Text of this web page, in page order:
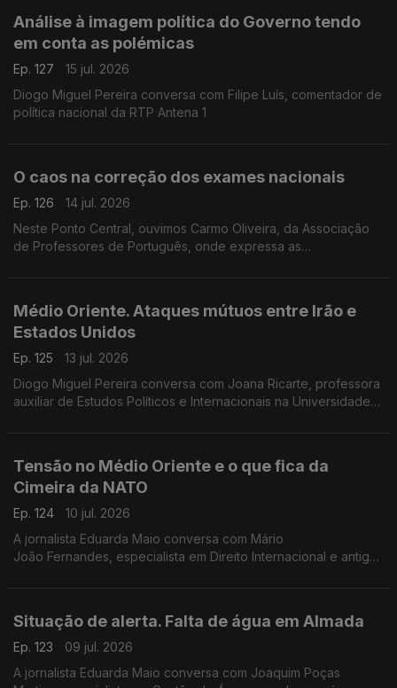
Análise à imagem política do Governo tendo
em conta as polémicas
Ep. 127
15 jul. 2026
Diogo Miguel Pereira conversa com Filipe Luís, comentador de
política nacional da RTP Antena 1
O caos na correção dos exames nacionais
Ep. 126
14 jul. 2026
Neste Ponto Central, ouvimos Carmo Oliveira, da Associação
de Professores de Português, onde expressa as
Médio Oriente. Ataques mútuos entre Irão e
Estados Unidos
Ep. 125
13 jul. 2026
Diogo Miguel Pereira conversa com Joana Ricarte, professora
auxiliar de Estudos Políticos e Internacionais na Universidade
Tensão no Médio Oriente e o que fica da
Cimeira da NATO
Ep. 124
10 jul. 2026
A jornalista Eduarda Maio conversa com Mário
João Fernandes, especialista em Direito Internacional e antigo
Situação de alerta. Falta de água em Almada
Ep. 123
09 jul. 2026
A jornalista Eduarda Maio conversa com Joaquim Poças